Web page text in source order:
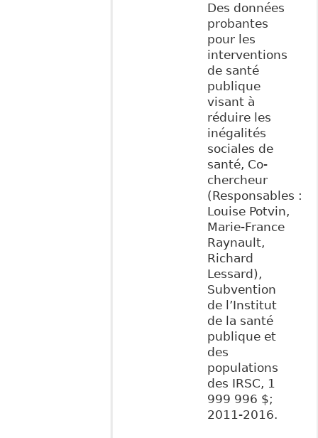
Des données
probantes
pour les
interventions
de santé
publique
visant à
réduire les
inégalités
sociales de
santé, Co-
chercheur
(Responsables :
Louise Potvin,
Marie-France
Raynault,
Richard
Lessard),
Subvention
de l’Institut
de la santé
publique et
des
populations
des IRSC, 1
999 996 $;
2011-2016.